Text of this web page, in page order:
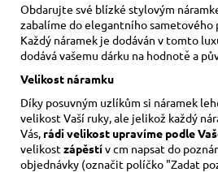
Obdarujte své blízké stylovým
zabalíme do elegantního sametového
Každý náramek je dodáván v tomto
dodává vašemu dárku na hodnotě a
Velikost náramku
Díky posuvným uzlíkům si náramek
velikost Vaší ruky, ale jelikož každý
Vás, rádi velikost upravíme podle
velikostzápěstív cm napsat do
objednávky (označit políčko "Zadat